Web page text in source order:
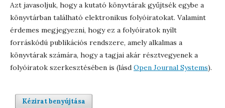
Azt javasoljuk, hogy a kutató könyvtárak gyűjtsék egybe a
könyvtárban található elektronikus folyóiratokat. Valamint
érdemes megjegyezni, hogy ez a folyóiratok nyílt
forráskódú publikációs rendszere, amely alkalmas a
könyvtárak számára, hogy a tagjai akár résztvegyenek a
folyóiratok szerkesztésében is (lásd Open Journal Systems).
Kézirat benyújtása